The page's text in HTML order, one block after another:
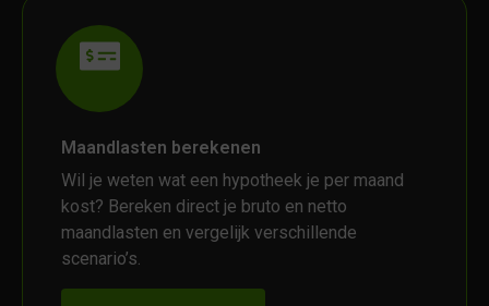
Maandlasten berekenen
Wil je weten wat een hypotheek je per maand
kost? Bereken direct je bruto en netto
maandlasten en vergelijk verschillende
scenario’s.